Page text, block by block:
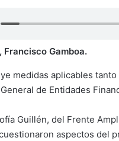
Francisco Gamboa.
medidas aplicables
de Entidades
Guillén, del Frente
aspectos del